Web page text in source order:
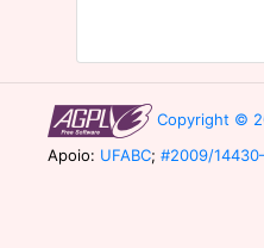
Copyright ©
Apoio: UFABC; #2009/